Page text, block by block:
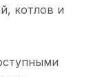
котлов и